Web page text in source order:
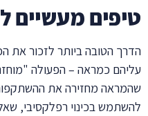
טיפים מעשיים
הדרך הטובה ביותר לזכור את
עליהם כמראה – הפעולה
שהמראה מחזירה את
להשתמש בכינוי רפלקסיבי,